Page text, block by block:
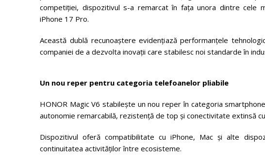
competiției, dispozitivul s-a remarcat în fața unora dintre cele
iPhone 17 Pro.
Această dublă recunoaștere evidențiază performanțele
companiei de a dezvolta inovații care stabilesc noi standarde în
Un nou reper pentru categoria telefoanelor pliabile
HONOR Magic V6 stabilește un nou reper în categoria
autonomie remarcabilă, rezistență de top și conectivitate extinsă
Dispozitivul oferă compatibilitate cu iPhone, Mac și alte
continuitatea activităților între ecosisteme.